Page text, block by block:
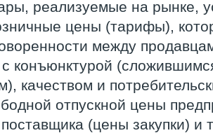
реализуемые на рынке,
цены (тарифы),
между
с конъюнктурой
качеством и
отпускной цены
(цены закупки) и